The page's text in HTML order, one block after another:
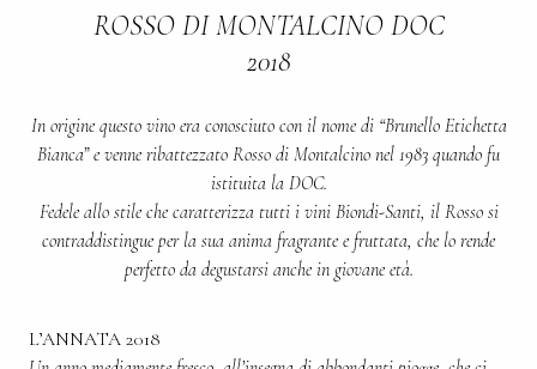
ROSSO DI MONTALCINO DOC
2018
In origine questo vino era conosciuto con il nome di “Brunello Etichetta
Bianca” e venne ribattezzato Rosso di Montalcino nel 1983 quando fu
istituita la DOC.
Fedele allo stile che caratterizza tutti i vini Biondi-Santi, il Rosso si
contraddistingue per la sua anima fragrante e fruttata, che lo rende
perfetto da degustarsi anche in giovane età.
L’ANNATA 2018